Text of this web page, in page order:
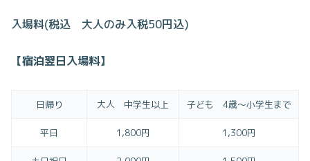
入場料(税込 大人のみ入税50円込)
【宿泊翌日入場料】
日帰り 大人 中学生以上 子ども 4歳～小学生まで
平日 1,800円 1,300円